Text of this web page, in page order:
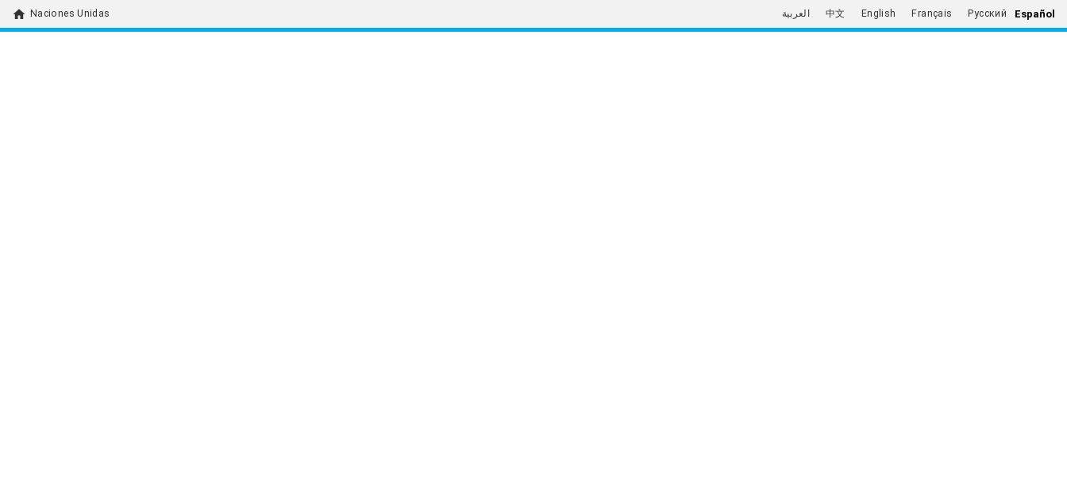
home Naciones Unidas العربية 中文 English Français Русский Español